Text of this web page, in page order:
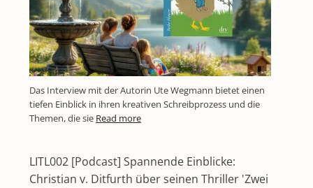
Das Interview mit der Autorin Ute Wegmann bietet einen
tiefen Einblick in ihren kreativen Schreibprozess und die
Themen, die sie Read more
LITL002 [Podcast] Spannende Einblicke:
Christian v. Ditfurth über seinen Thriller 'Zwei